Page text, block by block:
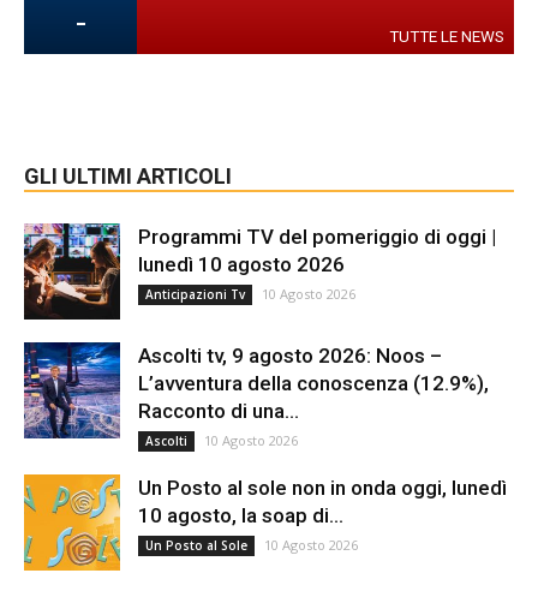
- TUTTE LE NEWS
GLI ULTIMI ARTICOLI
Programmi TV del pomeriggio di oggi |
lunedì 10 agosto 2026
Anticipazioni Tv 10 Agosto 2026
Ascolti tv, 9 agosto 2026: Noos –
L’avventura della conoscenza (12.9%),
Racconto di una...
Ascolti 10 Agosto 2026
Un Posto al sole non in onda oggi, lunedì
10 agosto, la soap di...
Un Posto al Sole 10 Agosto 2026